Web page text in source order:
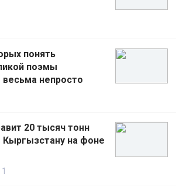
понять
поэмы
непросто
20 тысяч тонн
Кыргызстану на фоне
1